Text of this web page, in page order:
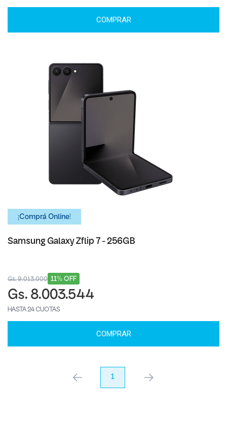
COMPRAR
¡Comprá Online!
Samsung Galaxy Zflip 7 - 256GB
11% OFF
Gs. 9.013.000
Gs. 8.003.544
HASTA 24 CUOTAS
COMPRAR
anterior 1 próximo